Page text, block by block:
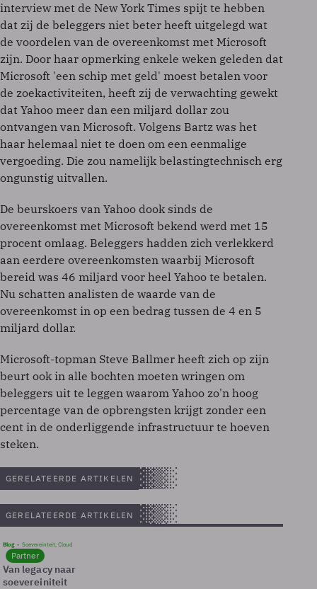
interview met de New York Times spijt te hebben
dat zij de beleggers niet beter heeft uitgelegd wat
de voordelen van de overeenkomst met Microsoft
zijn. Door haar opmerking enkele weken geleden dat
Microsoft 'een schip met geld' moest betalen voor
de zoekactiviteiten, heeft zij de verwachting gewekt
dat Yahoo meer dan een miljard dollar zou
ontvangen van Microsoft. Volgens Bartz was het
haar helemaal niet te doen om een eenmalige
vergoeding. Die zou namelijk belastingtechnisch erg
ongunstig uitvallen.
De beurskoers van Yahoo dook sinds de
overeenkomst met Microsoft bekend werd met 15
procent omlaag. Beleggers hadden zich verlekkerd
aan eerdere overeenkomsten waarbij Microsoft
bereid was 46 miljard voor heel Yahoo te betalen.
Nu schatten analisten de waarde van de
overeenkomst in op een bedrag tussen de 4 en 5
miljard dollar.
Microsoft-topman Steve Ballmer heeft zich op zijn
beurt ook in alle bochten moeten wringen om
beleggers uit te leggen waarom Yahoo zo'n hoog
percentage van de opbrengsten krijgt zonder een
cent in de onderliggende infrastructuur te hoeven
steken.
GERELATEERDE ARTIKELEN
GERELATEERDE ARTIKELEN
Blog Soevereinteit, Cloud
Partner
Van legacy naar
soevereiniteit